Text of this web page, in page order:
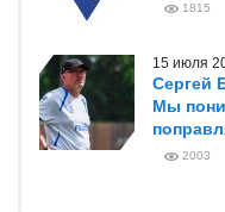
1815
15 июля
Сергей
Мы
2003